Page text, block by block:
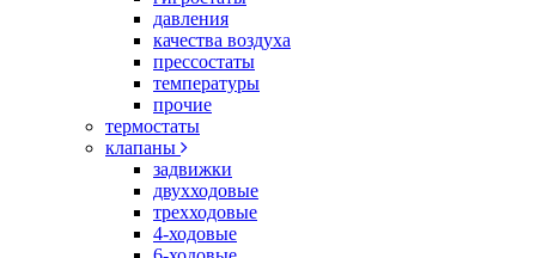
давления
качества воздуха
прессостаты
температуры
прочие
термостаты
клапаны
задвижки
двухходовые
трехходовые
4-ходовые